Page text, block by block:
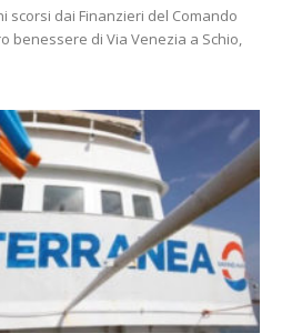
scorsi dai Finanzieri del Comando
benessere di Via Venezia a Schio,